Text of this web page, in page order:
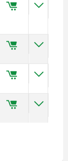
2,8 15
1,8 6
2,3 15
2,8 15